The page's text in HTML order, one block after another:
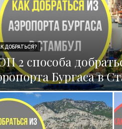
ДОБРАТЬСЯ?
2 способа
Бургаса в